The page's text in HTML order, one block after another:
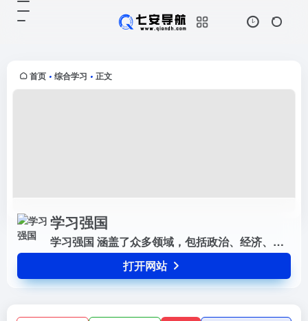
首页 • 综合学习 • 正文
学习强国
学习强国 涵盖了众多领域，包括政治、经济、文化、科技、教育等
打开网站